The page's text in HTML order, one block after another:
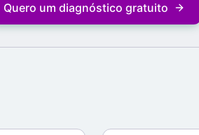
Quero um diagnóstico gratuito